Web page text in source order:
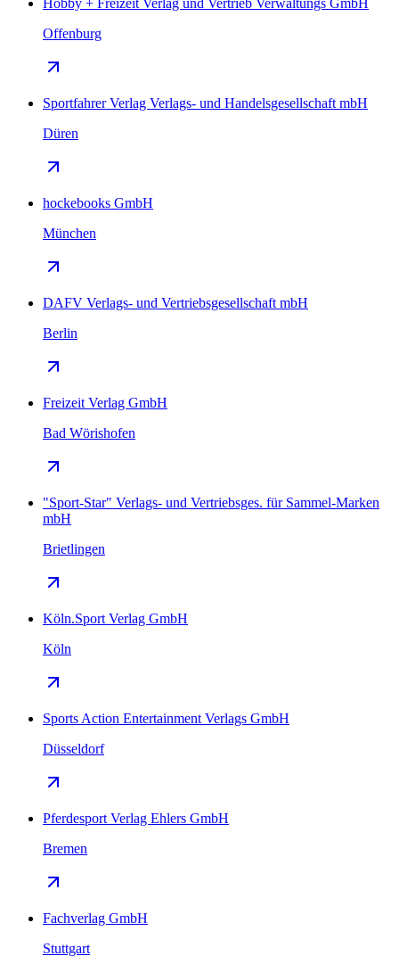
Offenburg
Sportfahrer Verlag Verlags- und Handelsgesellschaft mbH
Düren
hockebooks GmbH
München
DAFV Verlags- und Vertriebsgesellschaft mbH
Berlin
Freizeit Verlag GmbH
Bad Wörishofen
"Sport-Star" Verlags- und Vertriebsges. für Sammel-Marken
mbH
Brietlingen
Köln.Sport Verlag GmbH
Köln
Sports Action Entertainment Verlags GmbH
Düsseldorf
Pferdesport Verlag Ehlers GmbH
Bremen
Fachverlag GmbH
Stuttgart